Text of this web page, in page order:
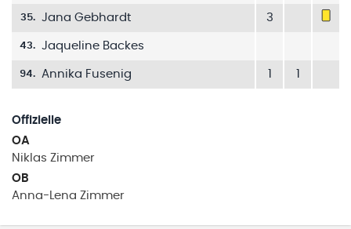
35. Jana Gebhardt 3
43. Jaqueline Backes
94. Annika Fusenig
Offizielle
OA
Niklas Zimmer
OB
Anna-Lena Zimmer